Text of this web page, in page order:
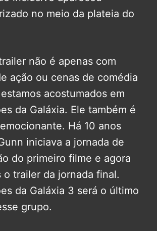
no meio da plateia do
não é apenas com
ação ou cenas de comédia
acostumados em
da Galáxia. Ele também é
Há 10 anos
iniciava a jornada de
do primeiro filme e agora
o trailer da jornada final.
da Galáxia 3 será o último
grupo.